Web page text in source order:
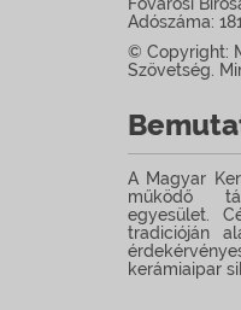
Adószáma:
© Copyright:
Szövetség.
A Magyar
működő
egyesület.
tradicióján
kerámiaipar